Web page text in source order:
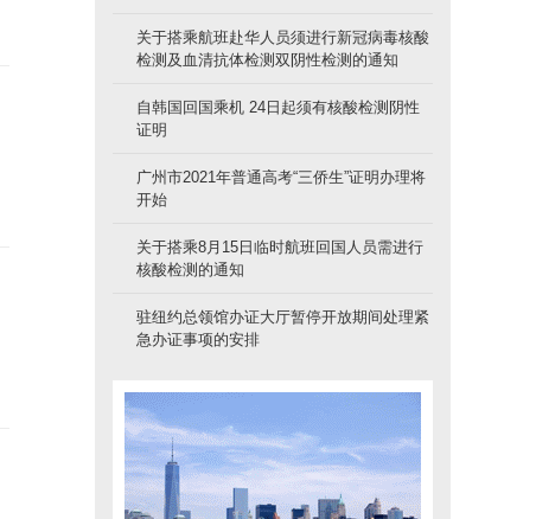
关于搭乘航班赴华人员须进行新冠病毒核酸
检测及血清抗体检测双阴性检测的通知
自韩国回国乘机 24日起须有核酸检测阴性
证明
广州市2021年普通高考“三侨生”证明办理将
开始
关于搭乘8月15日临时航班回国人员需进行
核酸检测的通知
驻纽约总领馆办证大厅暂停开放期间处理紧
急办证事项的安排